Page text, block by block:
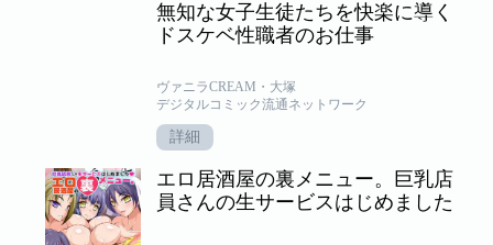
無知な女子生徒たちを快楽に導く
ドスケベ性職者のお仕事
ヴァニラCREAM・大塚
デジタルコミック流通ネットワーク
詳細
エロ居酒屋の裏メニュー。巨乳店
員さんの生サービスはじめました